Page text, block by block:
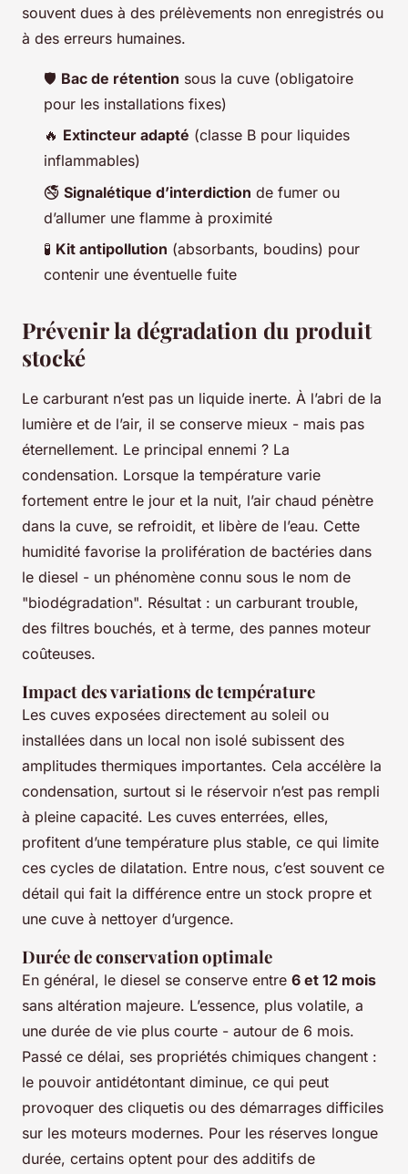
souvent dues à des prélèvements non enregistrés ou
à des erreurs humaines.
🛡️ Bac de rétention sous la cuve (obligatoire
pour les installations fixes)
🔥 Extincteur adapté (classe B pour liquides
inflammables)
🚭 Signalétique d’interdiction de fumer ou
d’allumer une flamme à proximité
🧪 Kit antipollution (absorbants, boudins) pour
contenir une éventuelle fuite
Prévenir la dégradation du produit
stocké
Le carburant n’est pas un liquide inerte. À l’abri de la
lumière et de l’air, il se conserve mieux - mais pas
éternellement. Le principal ennemi ? La
condensation. Lorsque la température varie
fortement entre le jour et la nuit, l’air chaud pénètre
dans la cuve, se refroidit, et libère de l’eau. Cette
humidité favorise la prolifération de bactéries dans
le diesel - un phénomène connu sous le nom de
"biodégradation". Résultat : un carburant trouble,
des filtres bouchés, et à terme, des pannes moteur
coûteuses.
Impact des variations de température
Les cuves exposées directement au soleil ou
installées dans un local non isolé subissent des
amplitudes thermiques importantes. Cela accélère la
condensation, surtout si le réservoir n’est pas rempli
à pleine capacité. Les cuves enterrées, elles,
profitent d’une température plus stable, ce qui limite
ces cycles de dilatation. Entre nous, c’est souvent ce
détail qui fait la différence entre un stock propre et
une cuve à nettoyer d’urgence.
Durée de conservation optimale
En général, le diesel se conserve entre 6 et 12 mois
sans altération majeure. L’essence, plus volatile, a
une durée de vie plus courte - autour de 6 mois.
Passé ce délai, ses propriétés chimiques changent :
le pouvoir antidétontant diminue, ce qui peut
provoquer des cliquetis ou des démarrages difficiles
sur les moteurs modernes. Pour les réserves longue
durée, certains optent pour des additifs de